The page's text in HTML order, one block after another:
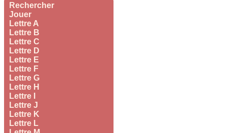
Rechercher
Jouer
Lettre A
Lettre B
Lettre C
Lettre D
Lettre E
Lettre F
Lettre G
Lettre H
Lettre I
Lettre J
Lettre K
Lettre L